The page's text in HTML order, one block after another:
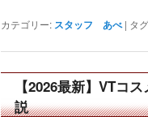
カテゴリー: スタッフ あべ | タ
【2026最新】VTコ
説